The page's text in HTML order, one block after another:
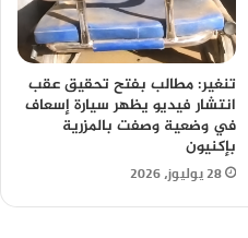
تنغير: مطالب بفتح تحقيق عقب
انتشار فيديو يظهر سيارة إسعاف
في وضعية وصفت بالمزرية
بإكنيون
28 يوليوز، 2026